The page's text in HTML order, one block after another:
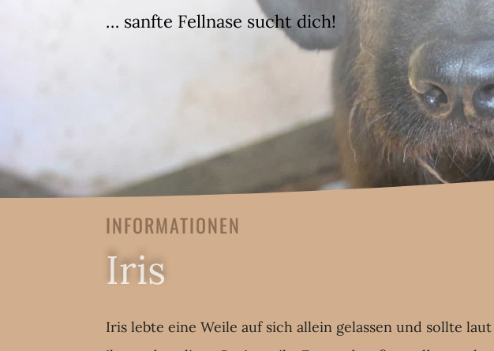
… sanfte Fellnase sucht dich!
INFORMATIONEN
Iris
Iris lebte eine Weile auf sich allein gelassen und sollte laut